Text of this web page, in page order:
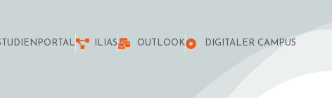
ILIAS OUTLOOK DIGITALER CAMPUS